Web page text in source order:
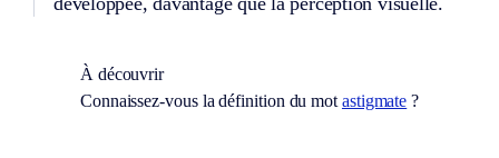
À découvrir
Connaissez-vous la définition du mot astigmate ?